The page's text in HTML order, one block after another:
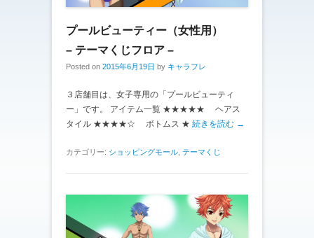
プールビューティー（女性用）
– テーマくじフロア –
Posted on 2015年6月19日 by キャラフレ
３店舗目は、女子専用の「プールビューティ
ー」です。 アイテム一覧 ★★★★★ ヘアス
タイル ★★★★☆ ボトムス ★ 続きを読む →
カテゴリー: ショッピングモール テーマくじ